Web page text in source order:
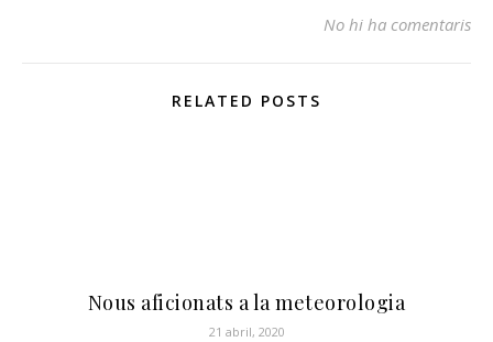
No hi ha comentaris
RELATED POSTS
Nous aficionats a la meteorologia
21 abril, 2020